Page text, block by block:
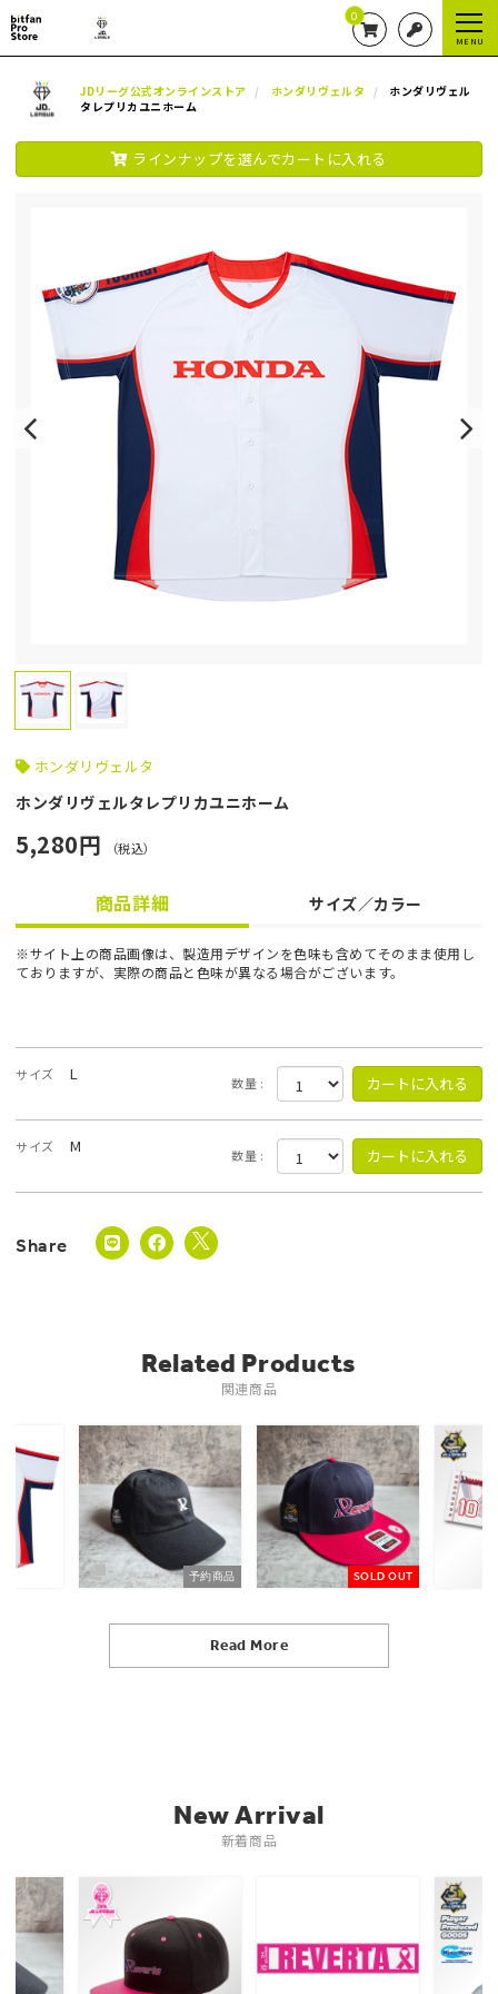
0
MENU
JDリーグ公式オンラインストア ホンダリヴェルタ
ホンダリヴェル
タレプリカユニホーム
ラインナップを選んでカートに入れる
ホンダリヴェルタ
ホンダリヴェルタレプリカユニホーム
5,280円 （税込）
商品詳細 サイズ／カラー
※サイト上の商品画像は、製造用デザインを色味も含めてそのまま使用し
ておりますが、実際の商品と色味が異なる場合がございます。
サイズ L 数量 :
サイズ M 数量 :
Related Products
関連商品
予約商品 SOLD OUT
Read More
New Arrival
新着商品